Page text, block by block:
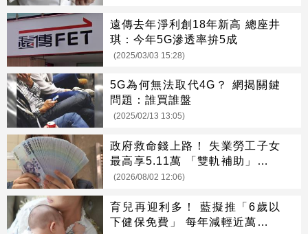
遠傳去年淨利創18年新高 總座井
琪：今年5G滲透率拚5成
(2025/03/03 15:28)
5G為何無法取代4G？ 網揭關鍵
問題：誰買誰盤
(2025/02/13 13:05)
政府救命錢上路！ 失業勞工子女
最高享5.11萬 「雙軌補助」一次
看懂
(2026/08/02 12:06)
育兒再迎利多！ 藍擬推「6歲以
下健保免費」 每年減輕近萬元負